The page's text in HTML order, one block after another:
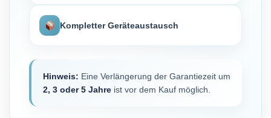
Kompletter Geräteaustausch
Hinweis: Eine Verlängerung der Garantiezeit um
2, 3 oder 5 Jahre ist vor dem Kauf möglich.